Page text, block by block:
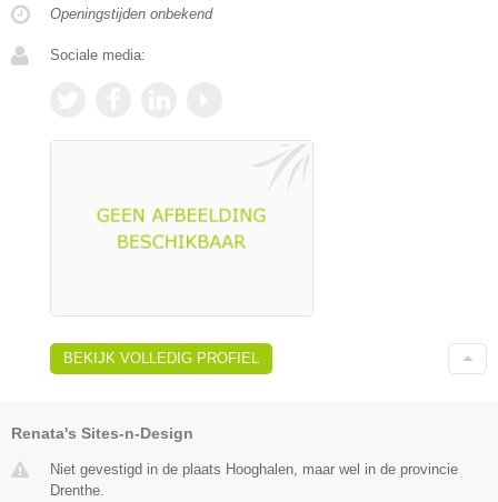
Openingstijden onbekend
Sociale media:
BEKIJK VOLLEDIG PROFIEL
Renata's Sites-n-Design
Niet gevestigd in de plaats Hooghalen, maar wel in de provincie
Drenthe.